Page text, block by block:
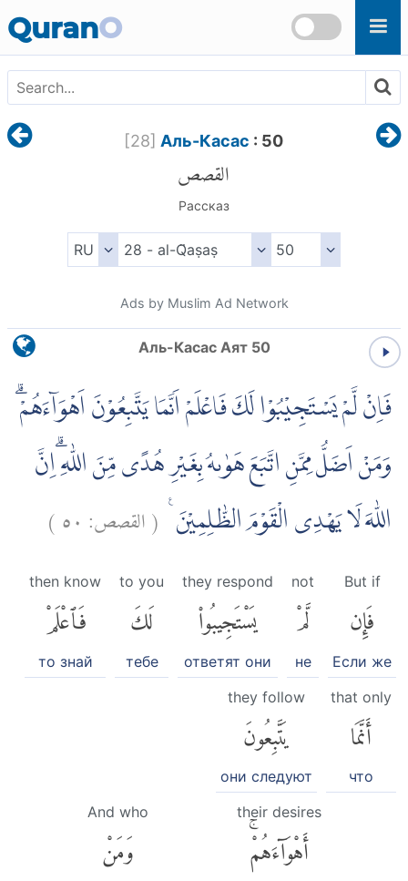
QuranO
[28] Аль-Касас : 50
القصص
Рассказ
Ads by Muslim Ad Network
Аль-Касас Аят 50
فَاِنْ لَّمْ يَسْتَجِيْبُوْا لَكَ فَاعْلَمْ اَنَّمَا يَتَّبِعُوْنَ اَهْوَاۤءَهُمْۗ
وَمَنْ اَضَلُّ مِمَّنِ اتَّبَعَ هَوٰىهُ بِغَيْرِ هُدًى مِّنَ اللّٰهِ ۗاِنَّ
اللّٰهَ لَا يَهْدِى الْقَوْمَ الظّٰلِمِيْنَ ࣖ (القصص: ٥٠)
But if
فَإِن
Если же
not
لَّمْ
не
they respond
يَسْتَجِيبُوا۟
ответят они
to you
لَكَ
тебе
then know
فَٱعْلَمْ
то знай
that only
أَنَّمَا
что
they follow
يَتَّبِعُونَ
они следуют
their desires
أَهْوَآءَهُمْۚ
And who
وَمَنْ